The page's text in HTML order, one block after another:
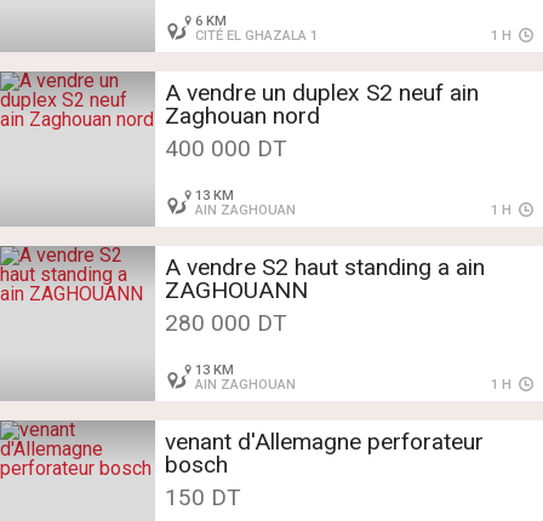
6 KM
CITÉ EL GHAZALA 1
1 H
A vendre un duplex S2 neuf ain
Zaghouan nord
400 000 DT
13 KM
AIN ZAGHOUAN
1 H
A vendre S2 haut standing a ain
ZAGHOUANN
280 000 DT
13 KM
AIN ZAGHOUAN
1 H
venant d'Allemagne perforateur
bosch
150 DT